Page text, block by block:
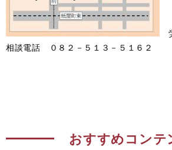
相談電話 ０８２－５１３－５１６２
おすすめコンテ